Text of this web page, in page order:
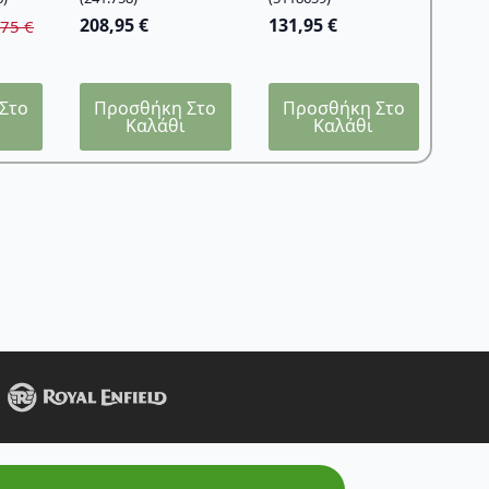
€ 208,95€
Προσθήκη Στο
Καλάθι
131,95€
Προσθήκη Στο
Καλάθι